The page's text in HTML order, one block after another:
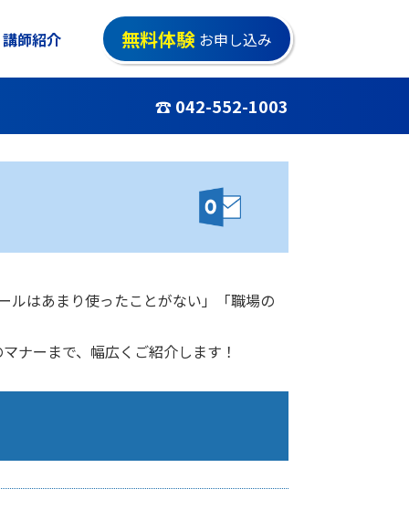
講師紹介 無料体験 お申し込み
☎ 042-552-1003
ルはあまり使ったことがない」「職場の
ナーまで、幅広くご紹介します！